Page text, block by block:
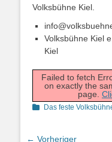
Volksbühne Kiel.
Volksbühne Kiel
Kiel
Failed to fetch
on exactly the
page.
Kategorien
Das feste
← Vorheriger